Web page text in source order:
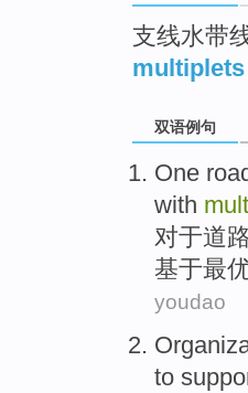
支线水带
multiplets
双语例句
One
with
对于道
基于最
youdao
to